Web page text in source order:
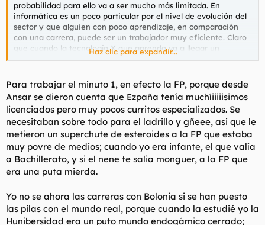
probabilidad para ello va a ser mucho más limitada. En
informática es un poco particular por el nivel de evolución del
sector y que alguien con poco aprendizaje, en comparación
con una carrera, puede ser un trabajador muy eficiente. Claro
que cuando la tecnología X que aprenda va a llegar un
momento que se deje de usar o que sea un crack en 3 cosas
Un ejemplo es de gente autodidacta o que sale de otras
carreras y se meten de programadores de PHP. Saben todo de
la A a la Z de ese lenguaje pero nada de como plantear un
proyecto, base de datos, arquitectura de software,
integraciones, optimizaciones, etc. Su trabajo funciona pero
igual no es lo más eficiente y en medio y largo plazo, a no ser
que tenga un interés enorme en seguir formándose, le va a
costar bastante en cambiar a otra cosa.
En cambio si tienes la base teórica puedes cambiar con mucho
menos esfuerzo. Si sabes programar y los distintos lenguajes
Las carreras no están para enseñar la demanda del mercado
laboral, al menos no directamente, ya que para eso está la FP.
Haz clic para expandir...
Para trabajar el minuto 1, en efecto la FP, porque desde
Ansar se dieron cuenta que Ezpaña tenía muchíiiiiisimos
licenciados pero muy pocos curritos especializados. Se
necesitaban sobre todo para el ladrillo y gñeee, asi que le
metieron un superchute de esteroides a la FP que estaba
muy povre de medios; cuando yo era infante, el que valía
a Bachillerato, y si el nene te salia monguer, a la FP que
era una puta mierda.
Yo no se ahora las carreras con Bolonia si se han puesto
las pilas con el mundo real, porque cuando la estudié yo la
Hunibersidad era un puto mundo endogámico cerrado;